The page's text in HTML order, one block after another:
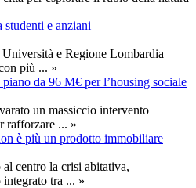
studenti e anziani
e Regione Lombardia
più ... »
da 96 M€ per l’housing sociale
un massiccio intervento
rafforzare ... »
è più un prodotto immobiliare
centro la crisi abitativa,
tra ... »